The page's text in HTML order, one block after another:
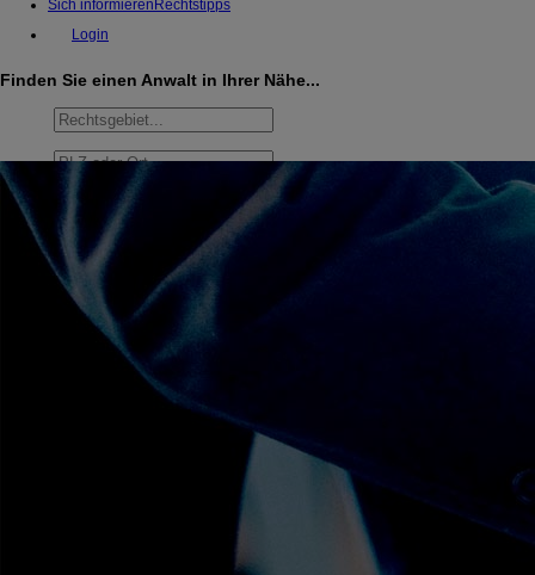
Sich informieren Rechtstipps
Login
Finden Sie einen Anwalt in Ihrer Nähe...